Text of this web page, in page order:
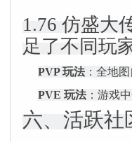
1.76 仿盛大
足了不同玩
PVP 玩法 ：全地
PVE 玩法 ：游戏
六、活跃社